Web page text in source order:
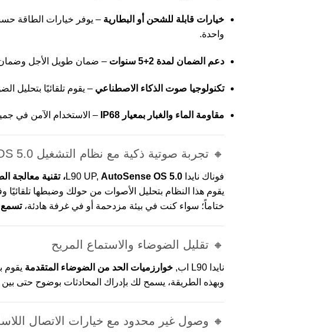
خيارات قابلة للشحن أو البطارية
واحدة.
دعم الضمان لمدة 2+5 سنوات – ضمان طويل الأجل وضمان
تكنولوجيا صوت الذكاء الاصطناعي – يقوم تلقائيًا بتحليل
مقاومة الماء والغبار بمعيار IP68 – الاستخدام الآمن في
🔸 تجربة صوتية ذكية مع نظام التشغيل AutoSense OS 5.0
فوناك نايدا L90 UP, AutoSense OS 5.0، تقنية معالجة الصوت الأكثر تقدمًا من Phonak
يقوم هذا النظام بتحليل الأصوات من حولك وضبطها تلقائيًا
ختاماً؛ سواء كنت في بيئة مزدحمة أو في غرفة هادئة،
🔸 تقليل الضوضاء والاستماع المريح
نايدا L90 اب, خوارزميات الحد من الضوضاء المتقدمة يقوم
وبهذه الطريقة، يسمح لك بإدراك المحادثات بوضوح حتى
🔸 وصول غير محدود مع خيارات الاتصال